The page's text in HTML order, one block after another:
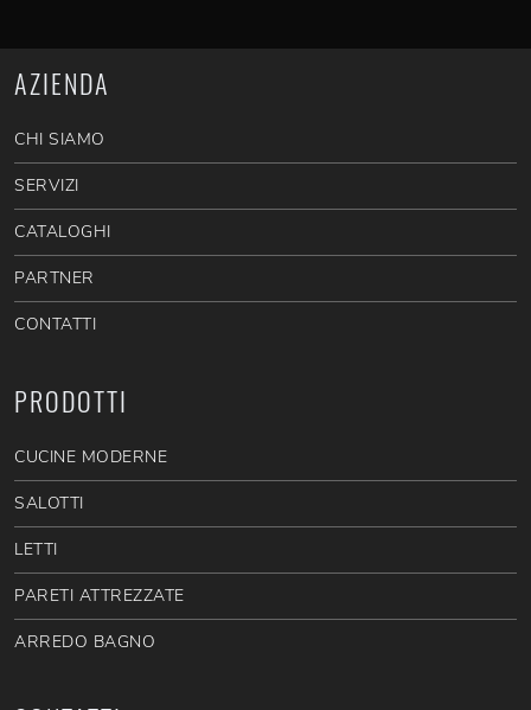
AZIENDA
CHI SIAMO
SERVIZI
CATALOGHI
PARTNER
CONTATTI
PRODOTTI
CUCINE MODERNE
SALOTTI
LETTI
PARETI ATTREZZATE
ARREDO BAGNO